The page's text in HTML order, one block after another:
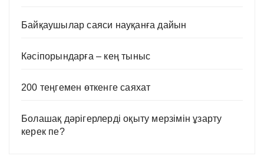
Байқаушылар саяси науқанға дайын
Кәсіпорындарға – кең тыныс
200 теңгемен өткенге саяхат
Болашақ дәрігерлерді оқыту мерзімін ұзарту
керек пе?